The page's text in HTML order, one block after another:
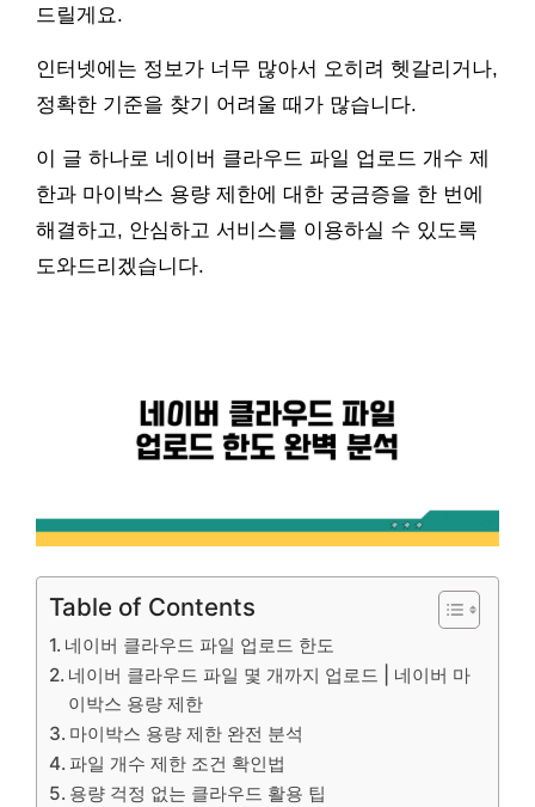
드릴게요.
인터넷에는 정보가 너무 많아서 오히려 헷갈리거나,
정확한 기준을 찾기 어려울 때가 많습니다.
이 글 하나로 네이버 클라우드 파일 업로드 개수 제
한과 마이박스 용량 제한에 대한 궁금증을 한 번에
해결하고, 안심하고 서비스를 이용하실 수 있도록
도와드리겠습니다.
Table of Contents
네이버 클라우드 파일 업로드 한도
네이버 클라우드 파일 몇 개까지 업로드 | 네이버 마
이박스 용량 제한
마이박스 용량 제한 완전 분석
파일 개수 제한 조건 확인법
용량 걱정 없는 클라우드 활용 팁